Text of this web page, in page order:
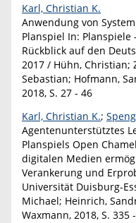
Karl, Christian K.
Anwendung von
Planspiel In:
Rückblick auf den
2017 / Hühn, Christian;
Sebastian; Hofmann,
2018, S. 27 - 46
Karl, Christian K.;
Agentenunterstütztes
Planspiels Open
digitalen Medien
Verankerung und
Universität Duisburg-
Michael; Heinrich,
Waxmann, 2018, S. 335